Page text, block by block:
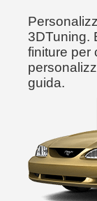
3DTuning.
finiture per
guida.